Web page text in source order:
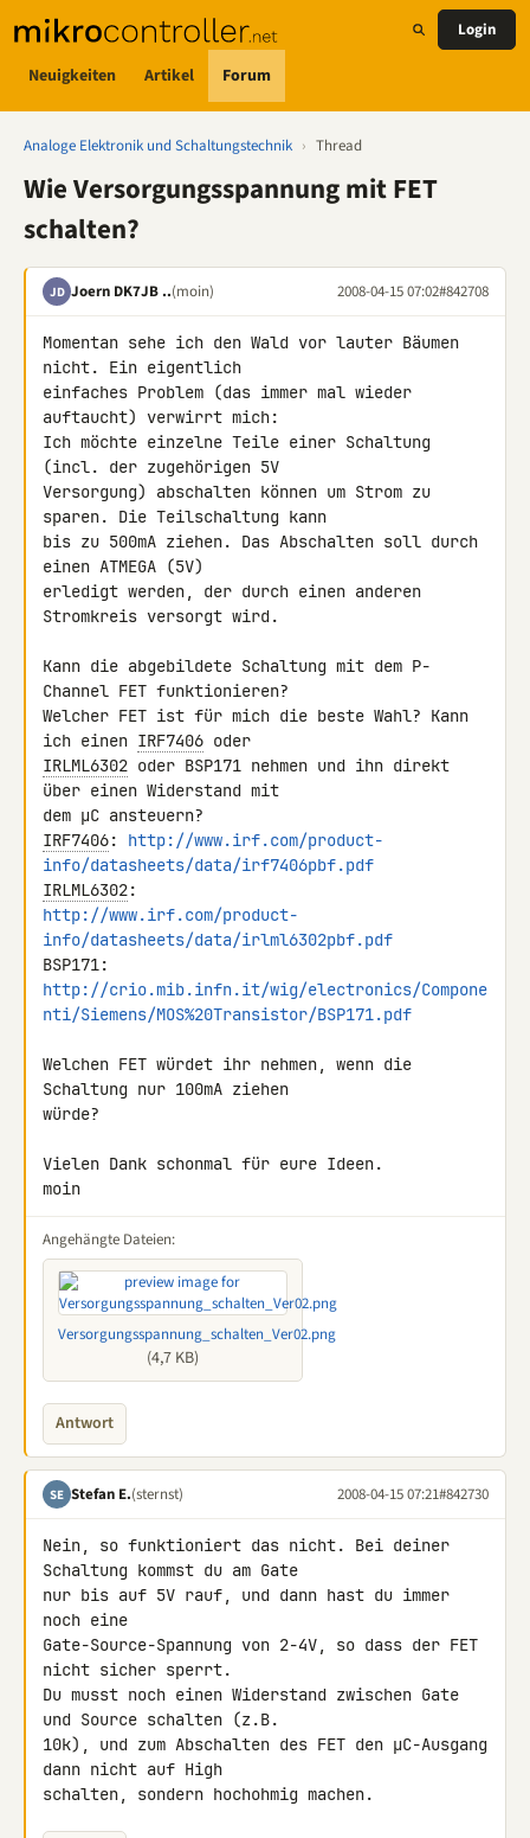
Neuigkeiten Artikel Forum
Login
Analoge Elektronik und Schaltungstechnik › Thread
Wie Versorgungsspannung mit FET
schalten?
JD Joern DK7JB ..(moin) 2008-04-15 07:02#842708
Momentan sehe ich den Wald vor lauter Bäumen
nicht. Ein eigentlich
einfaches Problem (das immer mal wieder
auftaucht) verwirrt mich:
Ich möchte einzelne Teile einer Schaltung
(incl. der zugehörigen 5V
Versorgung) abschalten können um Strom zu
sparen. Die Teilschaltung kann
bis zu 500mA ziehen. Das Abschalten soll durch
einen ATMEGA (5V)
erledigt werden, der durch einen anderen
Stromkreis versorgt wird.
Kann die abgebildete Schaltung mit dem P-
Channel FET funktionieren?
Welcher FET ist für mich die beste Wahl? Kann
ich einen IRF7406
IRLML6302 oder BSP171 nehmen und ihn direkt
über einen Widerstand mit
IRF7406: http://www.irf.com/product-
info/datasheets/data/irf7406pbf.pdf
IRLML6302
http://www.irf.com/product-
info/datasheets/data/irlml6302pbf.pdf
http://crio.mib.infn.it/wig/electronics/Compone
nti/Siemens/MOS%20Transistor/BSP171.pdf
Welchen FET würdet ihr nehmen, wenn die
Schaltung nur 100mA ziehen
würde?
Vielen Dank schonmal für eure Ideen.
moin
Angehängte Dateien:
Versorgungsspannung_schalten_Ver02.png
(4,7 KB)
Antwort
SE Stefan E.(sternst) 2008-04-15 07:21#842730
Nein, so funktioniert das nicht. Bei deiner
Schaltung kommst du am Gate
nur bis auf 5V rauf, und dann hast du immer
noch eine
Gate-Source-Spannung von 2-4V, so dass der FET
nicht sicher sperrt.
Du musst noch einen Widerstand zwischen Gate
und Source schalten (z.B.
10k), und zum Abschalten des FET den µC-Ausgang
dann nicht auf High
schalten, sondern hochohmig machen.